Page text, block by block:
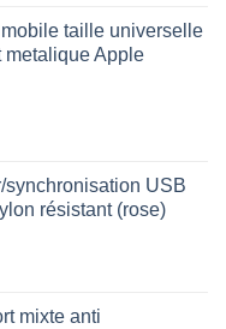
taille universelle
metalique Apple
synchronisation USB
résistant (rose)
mixte anti